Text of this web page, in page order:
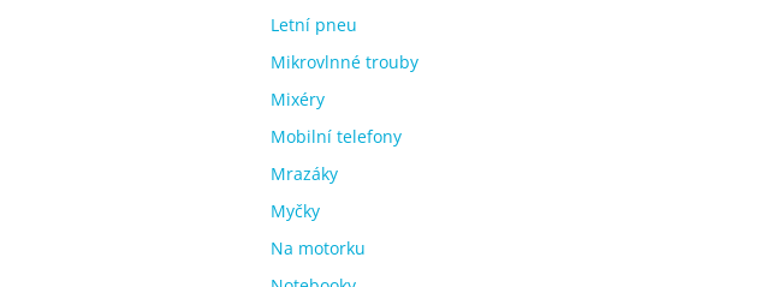
Letní pneu
Mikrovlnné trouby
Mixéry
Mobilní telefony
Mrazáky
Myčky
Na motorku